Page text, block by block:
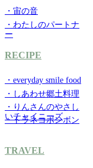
・宙の音
・わたしのパートナ
ー
RECIPE
・everyday smile food
・しあわせ郷土料理
・りんさんのやさし
いチャイニーズ
・トラネコボンボン
TRAVEL